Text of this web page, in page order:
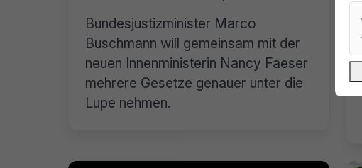
Bundesjustizminister Marco
Buschmann will gemeinsam mit der
neuen Innenministerin Nancy Faeser
mehrere Gesetze genauer unter die
Lupe nehmen.